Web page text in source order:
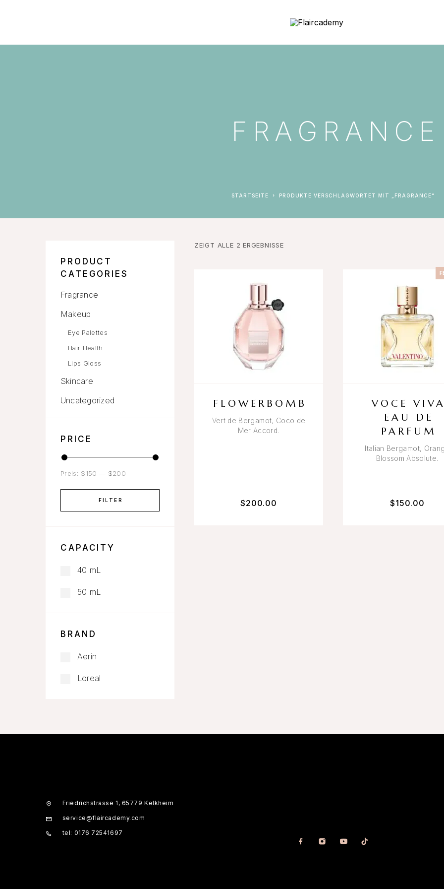
FRAGRANCE
STARTSEITE PRODUKTE VERSCHLAGWORTET MIT „FRAGRANCE“
PRODUCT
CATEGORIES
Fragrance
Makeup
Eye Palettes
Hair Health
Lips Gloss
Skincare
Uncategorized
PRICE
FILTER
Preis: $150 — $200
CAPACITY
40 mL
50 mL
BRAND
Aerin
Loreal
ZEIGT ALLE 2 ERGEBNISSE
FLOWERBOMB
Vert de Bergamot, Coco de
Mer Accord.
$200.00
VOCE
EAU DE
PARFUM
Italian Bergamot,
Blossom Absolute.
$150.00
Friedrichstrasse 1, 65779 Kelkheim
service@flaircademy.com
tel: 0176 72541697